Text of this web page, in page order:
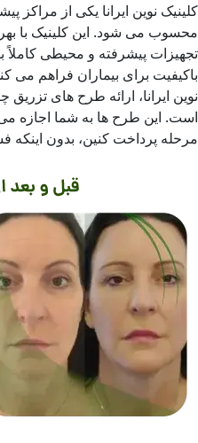
کلینیک نوین ایرانا یکی از مراکز
محسوب می شود. این کلینیک با
تجهیزات پیشرفته و محیطی کاملاً
باکیفیت برای بیماران فراهم می
نوین ایرانا، ارائه طرح های
است. این طرح ها به شما اجازه
مرحله پرداخت کنین، بدون اینکه